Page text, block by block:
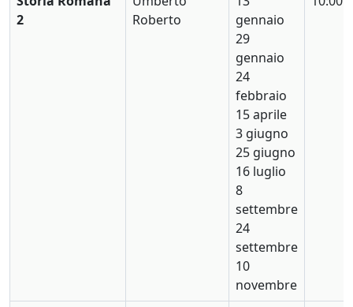
2
Roberto
gennaio
29
gennaio
24
febbraio
15 aprile
3 giugno
25 giugno
16 luglio
8
settembre
24
settembre
10
novembre